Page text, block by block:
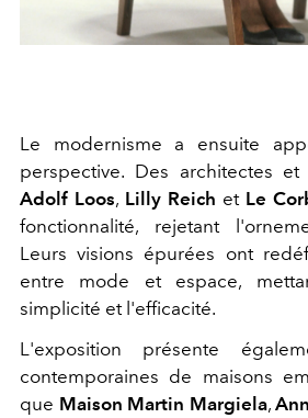
Le modernisme a ensuite
perspective. Des architectes
Adolf Loos, Lilly Reich et Le
fonctionnalité, rejetant
Leurs visions épurées ont
entre mode et espace,
simplicité et l'efficacité.
L'exposition présente
contemporaines de maisons
que Maison Martin Margiela,